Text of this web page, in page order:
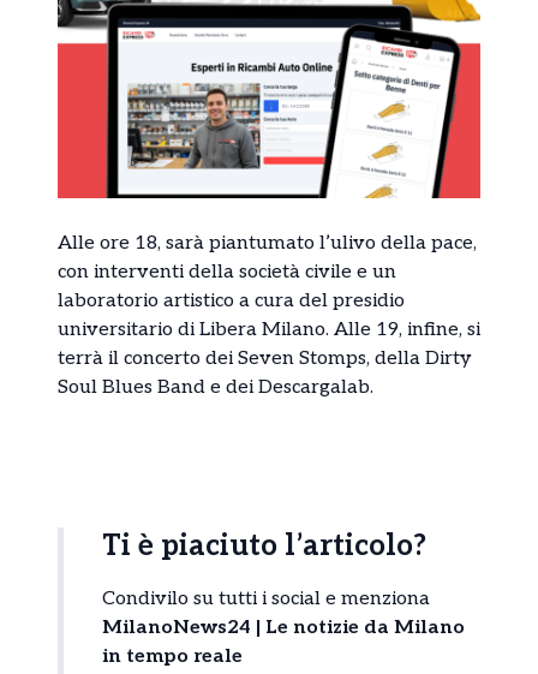
Alle ore 18, sarà piantumato l’ulivo della pace,
con interventi della società civile e un
laboratorio artistico a cura del presidio
universitario di Libera Milano. Alle 19, infine, si
terrà il concerto dei Seven Stomps, della Dirty
Soul Blues Band e dei Descargalab.
Ti è piaciuto l’articolo?
Condivilo su tutti i social e menziona
MilanoNews24 | Le notizie da Milano
in tempo reale